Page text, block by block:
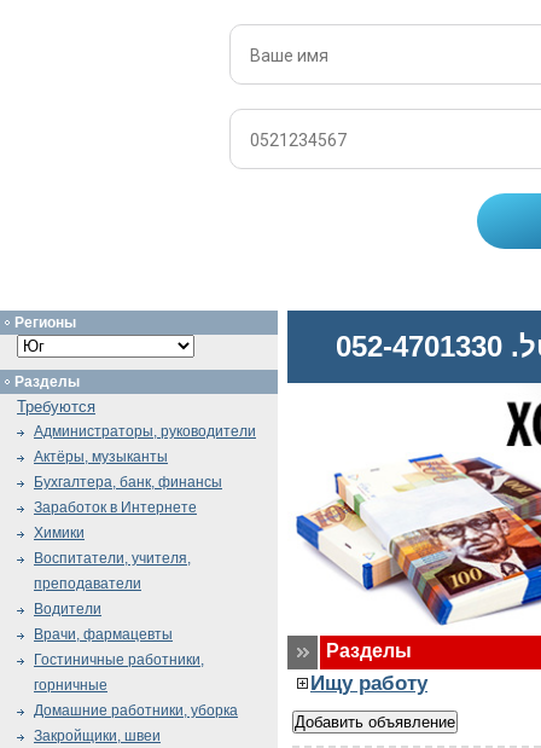
Разделы
Ищу работу
Регионы
Разделы
Требуются
Администраторы, руководители
Актёры, музыканты
Бухгалтера, банк, финансы
Заработок в Интернете
Химики
Воспитатели, учителя,
преподаватели
Водители
Врачи, фармацевты
Гостиничные работники,
горничные
Домашние работники, уборка
Закройщики, швеи